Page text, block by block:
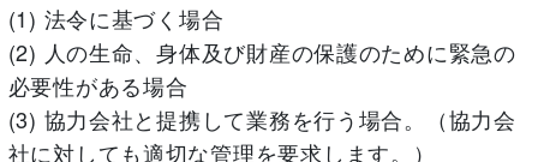
(1) 法令に基づく場合
(2) 人の生命、身体及び財産の保護のために緊急の
必要性がある場合
(3) 協力会社と提携して業務を行う場合。（協力会
社に対しても適切な管理を要求します。）